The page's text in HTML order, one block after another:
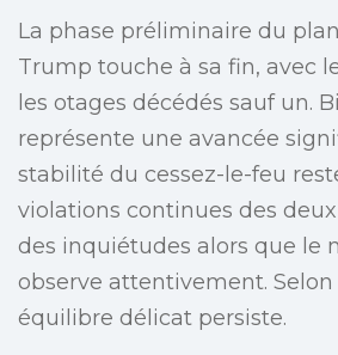
La phase préliminaire du
Trump touche à sa fin, avec
les otages décédés sauf un.
représente une avancée
stabilité du cessez-le-feu
violations continues des
des inquiétudes alors que le
observe attentivement. Selon
équilibre délicat persiste.